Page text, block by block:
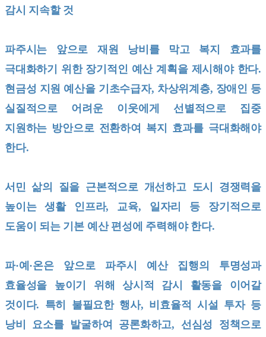
감시 지속할 것
파주시는 앞으로 재원 낭비를 막고 복지 효과를
극대화하기 위한 장기적인 예산 계획을 제시해야 한다.
현금성 지원 예산을 기초수급자, 차상위계층, 장애인 등
실질적으로 어려운 이웃에게 선별적으로 집중
지원하는 방안으로 전환하여 복지 효과를 극대화해야
한다.
서민 삶의 질을 근본적으로 개선하고 도시 경쟁력을
높이는 생활 인프라, 교육, 일자리 등 장기적으로
도움이 되는 기본 예산 편성에 주력해야 한다.
파·예·온은 앞으로 파주시 예산 집행의 투명성과
효율성을 높이기 위해 상시적 감시 활동을 이어갈
것이다. 특히 불필요한 행사, 비효율적 시설 투자 등
낭비 요소를 발굴하여 공론화하고, 선심성 정책으로